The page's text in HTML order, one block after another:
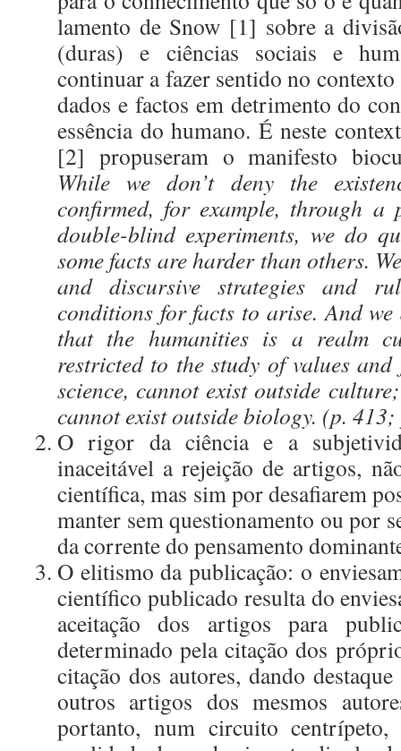
lamento de Snow [1] sobre a
(duras) e ciências sociais e
continuar a fazer sentido no
dados e factos em detrimento do
essência do humano. É neste
[2] propuseram o manifesto
While we don’t deny the
confirmed, for example, through a
double-blind experiments, we do
some facts are harder than others.
and discursive strategies and
conditions for facts to arise. And
that the humanities is a realm
restricted to the study of values
science, cannot exist outside
cannot exist outside biology. (p.
O rigor da ciência e a
inaceitável a rejeição de artigos,
científica, mas sim por desafiarem
manter sem questionamento ou por
da corrente do pensamento
O elitismo da publicação: o
científico publicado resulta do
aceitação dos artigos para
determinado pela citação dos
citação dos autores, dando
outros artigos dos mesmos
portanto, num circuito